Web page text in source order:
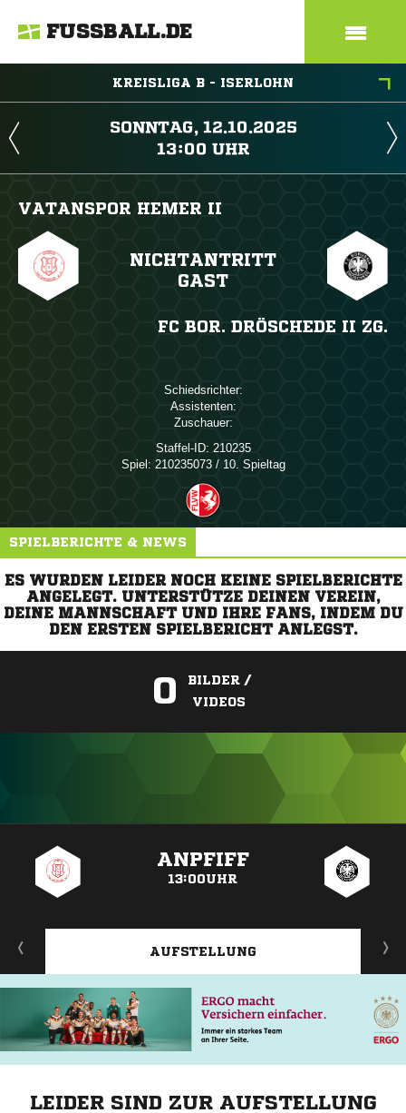
FUSSBALL.DE
KREISLIGA B - ISERLOHN
 
 
VATANSPOR HEMER II
NICHTANTRITT
GAST
FC BOR. DRÖSCHEDE II ZG.
Schiedsrichter:
Assistenten:
Zuschauer:
Staffel-ID: 210235
Spiel: 210235073 / 10. Spieltag
SPIELBERICHTE & NEWS
ES WURDEN LEIDER NOCH KEINE SPIELBERICHTE
ANGELEGT. UNTERSTÜTZE DEINEN VEREIN,
DEINE MANNSCHAFT UND IHRE FANS, INDEM DU
DEN ERSTEN SPIELBERICHT ANLEGST.
0
BILDER /
VIDEOS
ANPFIFF
13:00UHR
AUFSTELLUNG
LEIDER SIND ZUR AUFSTELLUNG